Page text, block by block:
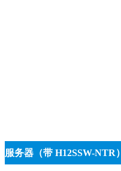
服务器（带 H12SSW-NTR）